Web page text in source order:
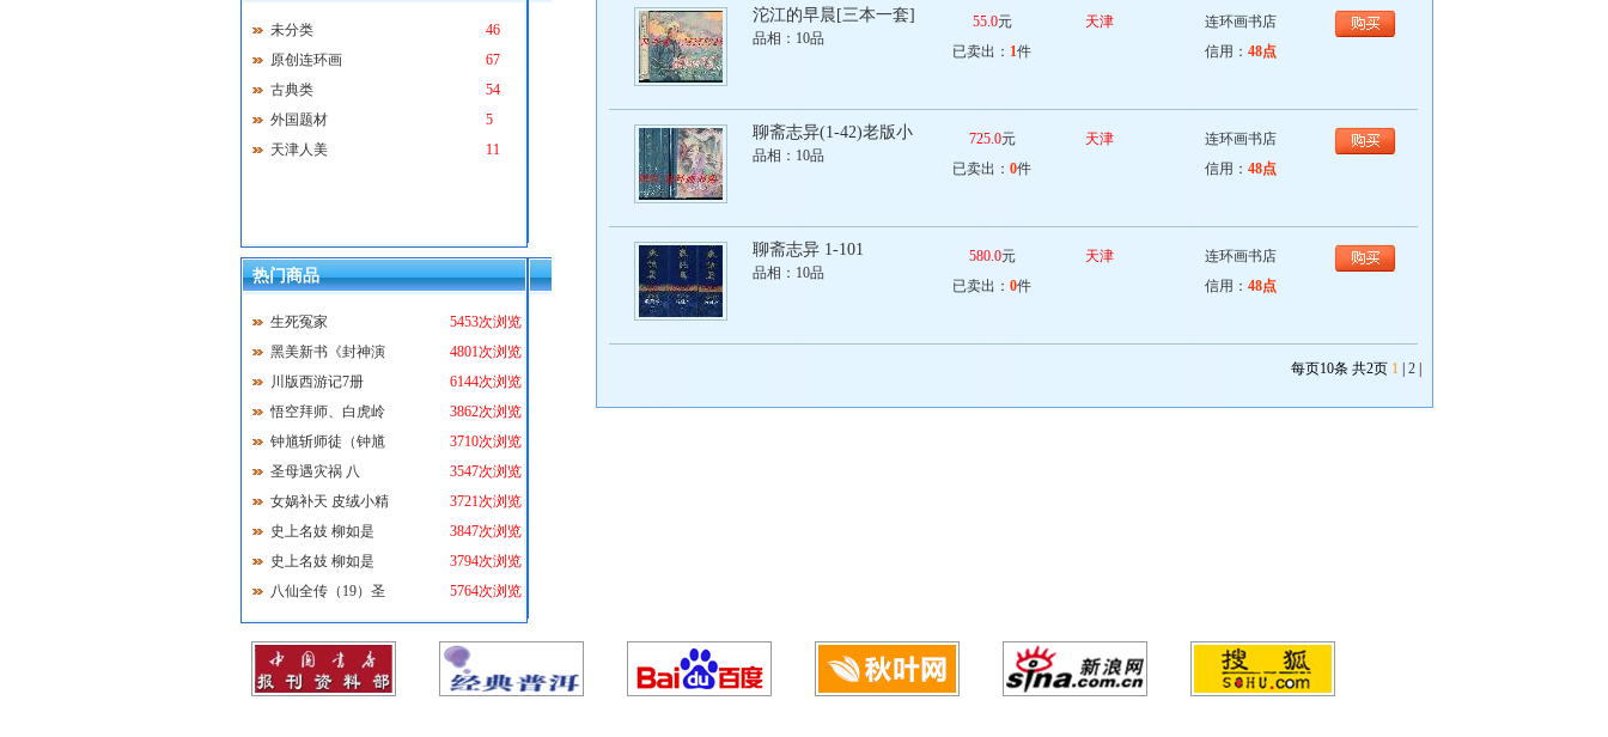
未分类
46
原创连环画
67
古典类
54
外国题材
5
天津人美
11
热门商品
生死冤家
5453次浏览
黑美新书《封神演
4801次浏览
川版西游记7册
6144次浏览
悟空拜师、白虎岭
3862次浏览
钟馗斩师徒（钟馗
3710次浏览
圣母遇灾祸 八
3547次浏览
女娲补天 皮绒小精
3721次浏览
史上名妓 柳如是
3847次浏览
史上名妓 柳如是
3794次浏览
八仙全传（19）圣
5764次浏览
沱江的早晨[三本一套]
品相： 10品
55.0元
已卖出： 1件
天津
连环画书店
信用： 48点
聊斋志异(1-42)老版小
品相： 10品
725.0元
已卖出： 0件
天津
连环画书店
信用： 48点
聊斋志异 1-101
品相： 10品
580.0元
已卖出： 0件
天津
连环画书店
信用： 48点
每页10条 共2页 1 2